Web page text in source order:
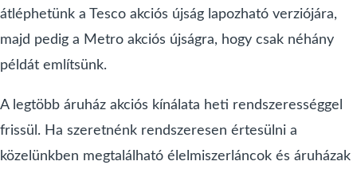
átléphetünk a Tesco akciós újság lapozható verziójára,
majd pedig a Metro akciós újságra, hogy csak néhány
példát említsünk.
A legtöbb áruház akciós kínálata heti rendszerességgel
frissül. Ha szeretnénk rendszeresen értesülni a
közelünkben megtalálható élelmiszerláncok és áruházak